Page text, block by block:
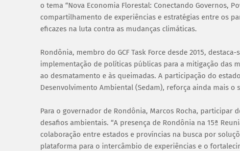
o tema “Nova Economia Florestal: Conectando Governos,
compartilhamento de experiências e estratégias entre os
eficazes na luta contra as mudanças climáticas.
Rondônia, membro do GCF Task Force desde 2015,
implementação de políticas públicas para a mitigação das
ao desmatamento e às queimadas. A participação do
Desenvolvimento Ambiental (Sedam), reforça ainda mais
Para o governador de Rondônia, Marcos Rocha,
desafios ambientais. “A presença de Rondônia na 15ª
colaboração entre estados e províncias na busca por
plataforma para o intercâmbio de experiências e o